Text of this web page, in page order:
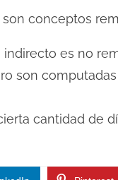
conceptos
es no
son
cantidad de